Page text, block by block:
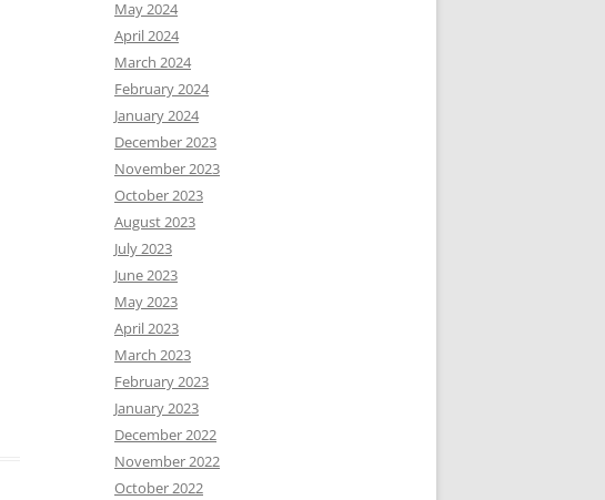
May 2024
April 2024
March 2024
February 2024
January 2024
December 2023
November 2023
October 2023
August 2023
July 2023
June 2023
May 2023
April 2023
March 2023
February 2023
January 2023
December 2022
November 2022
October 2022